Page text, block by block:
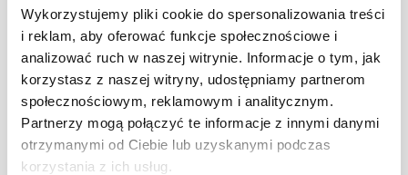
Wykorzystujemy pliki cookie do spersonalizowania treści
i reklam, aby oferować funkcje społecznościowe i
analizować ruch w naszej witrynie. Informacje o tym, jak
korzystasz z naszej witryny, udostępniamy partnerom
społecznościowym, reklamowym i analitycznym.
Partnerzy mogą połączyć te informacje z innymi danymi
otrzymanymi od Ciebie lub uzyskanymi podczas
korzystania z ich usług.
nieodwracalnych zmian w drogach
oddechowych.
Diagnostyka różnicowa: Jak odróżnić astmę od
POChP, stridoru czy objawów wywołanych przez
inhibitory ACE.
Przełom w standardach GINA: Absolutny zakaz
stosowania SABA w monoterapii i nowe schematy
leczenia (Stopnie 1-5).